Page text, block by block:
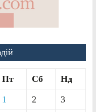
Пт Сб Нд
1 2 3